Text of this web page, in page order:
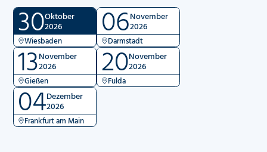
30Oktober
2026
Wiesbaden 06November
2026
Darmstadt
13November
2026
Gießen 20November
2026
Fulda
04Dezember
2026
Frankfurt am Main